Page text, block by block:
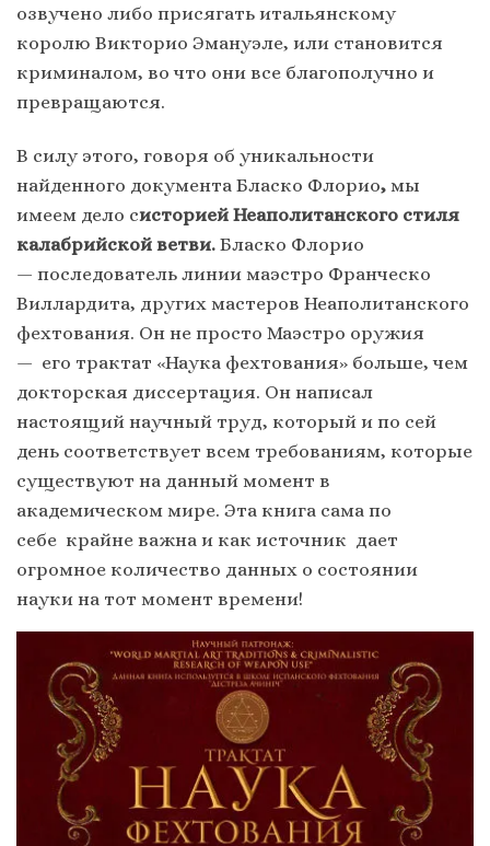
озвучено либо присягать итальянскому
королю Викторио Эмануэле, или становится
криминалом, во что они все благополучно и
превращаются.
В силу этого, говоря об уникальности
найденного документа Бласко Флорио, мы
имеем дело систорией Неаполитанского стиля
калабрийской ветви. Бласко Флорио
— последователь линии маэстро Франческо
Виллардита, других мастеров Неаполитанского
фехтования. Он не просто Маэстро оружия
— его трактат «Наука фехтования» больше, чем
докторская диссертация. Он написал
настоящий научный труд, который и по сей
день соответствует всем требованиям, которые
существуют на данный момент в
академическом мире. Эта книга сама по
себе крайне важна и как источник дает
огромное количество данных о состоянии
науки на тот момент времени!